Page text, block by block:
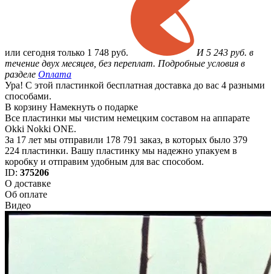
или сегодня только 1 748 руб.
И 5 243 руб. в
течение двух месяцев, без переплат. Подробные условия в
разделе Оплата
Ура! С этой пластинкой бесплатная доставка до вас 4 разными
способами.
В корзину Намекнуть о подарке
Все пластинки мы чистим немецким составом на аппарате
Okki Nokki ONE.
За 17 лет мы отправили 178 791 заказ, в которых было 379
224 пластинки. Вашу пластинку мы надежно упакуем в
коробку и отправим удобным для вас способом.
ID: 375206
О доставке
Об оплате
Видео